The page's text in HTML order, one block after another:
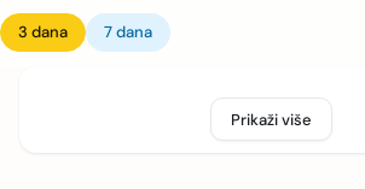
3 dana 7 dana
Prikaži više